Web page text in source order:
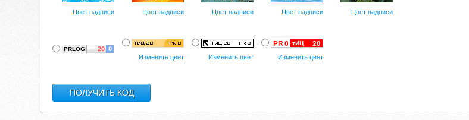
Цвет надписи Цвет надписи Цвет надписи Цвет надписи Цвет надписи
Изменить цвет Изменить цвет Изменить цвет